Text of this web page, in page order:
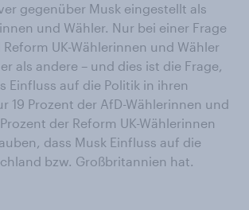
gegenüber Musk eingestellt als
und Wähler. Nur bei einer Frage
UK-Wählerinnen und Wähler
als andere – und dies ist die Frage,
Einfluss auf die Politik in ihren
19 Prozent der AfD-Wählerinnen und
der Reform UK-Wählerinnen
dass Musk Einfluss auf die
bzw. Großbritannien hat.